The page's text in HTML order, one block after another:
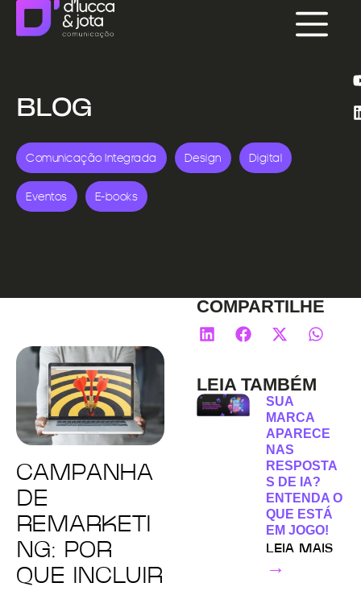
BLOG
Comunicação Integrada Design Digital
Eventos E-books
CAMPANHA
DE
REMARKETI
NG: POR
QUE INCLUIR
COMPARTILHE
LEIA TAMBÉM
SUA
MARCA
APARECE
NAS
RESPOSTA
S DE IA?
ENTENDA O
QUE ESTÁ
EM JOGO!
LEIA MAIS
→